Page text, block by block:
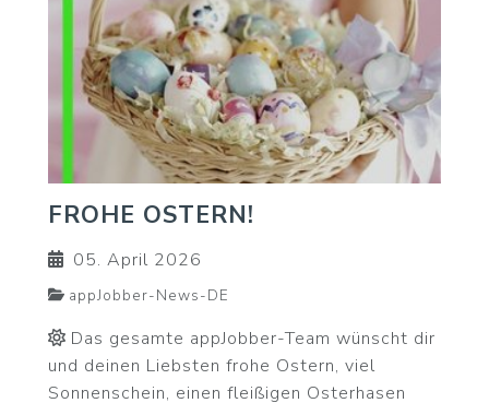
FROHE OSTERN!
05. April 2026
appJobber-News-DE
Das gesamte appJobber-Team wünscht dir
und deinen Liebsten frohe Ostern, viel
Sonnenschein, einen fleißigen Osterhasen